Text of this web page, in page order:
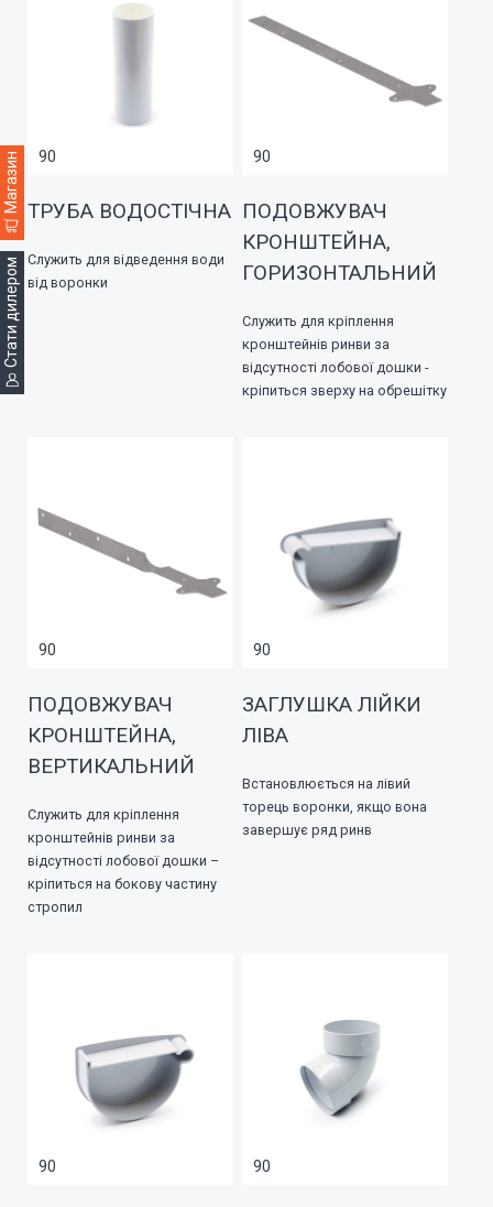
Cтати дилером
Магазин 90
ТРУБА ВОДОСТІЧНА
Служить для відведення води
від воронки
90
ПОДОВЖУВАЧ
КРОНШТЕЙНА,
ГОРИЗОНТАЛЬНИЙ
Служить для кріплення
кронштейнів ринви за
відсутності лобової дошки -
кріпиться зверху на обрешітку
90
ПОДОВЖУВАЧ
КРОНШТЕЙНА,
ВЕРТИКАЛЬНИЙ
Служить для кріплення
кронштейнів ринви за
відсутності лобової дошки –
кріпиться на бокову частину
стропил
90
ЗАГЛУШКА ЛІЙКИ
ЛІВА
Встановлюється на лівий
торець воронки, якщо вона
завершує ряд ринв
90 90